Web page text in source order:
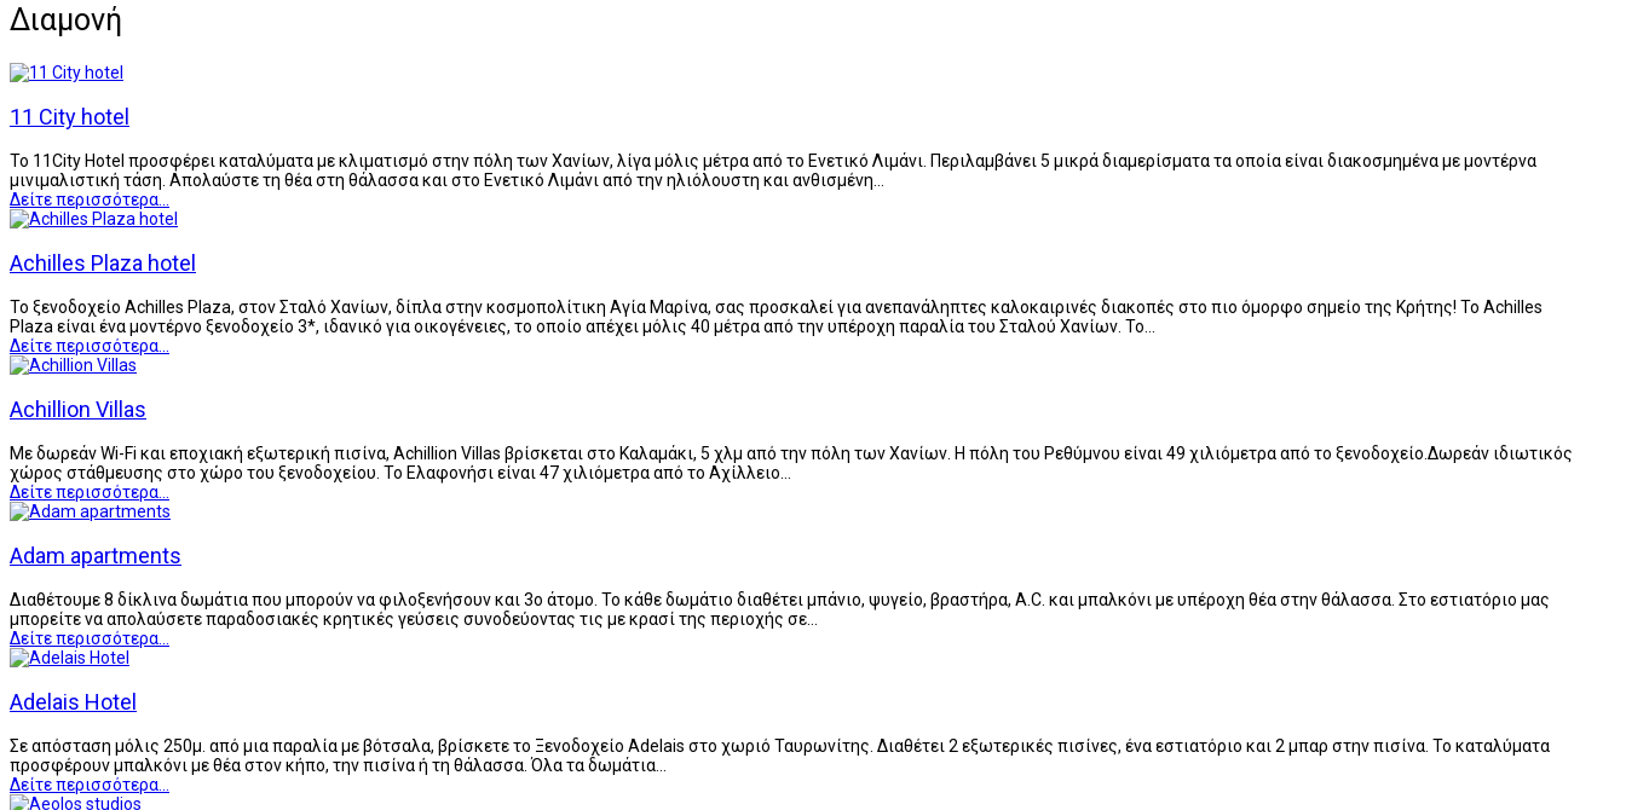
Διαμονή
11 City hotel
Το 11City Hotel προσφέρει καταλύματα με κλιματισμό στην πόλη των Χανίων, λίγα μόλις μέτρα από το Ενετικό Λιμάνι. Περιλαμβάνει 5 μικρά διαμερίσματα τα οποία είναι διακοσμημένα με μοντέρνα
μινιμαλιστική τάση. Απολαύστε τη θέα στη θάλασσα και στο Ενετικό Λιμάνι από την ηλιόλουστη και ανθισμένη…
Δείτε περισσότερα...
Achilles Plaza hotel
Το ξενοδοχείο Achilles Plaza, στον Σταλό Χανίων, δίπλα στην κοσμοπολίτικη Αγία Μαρίνα, σας προσκαλεί για ανεπανάληπτες καλοκαιρινές διακοπές στο πιο όμορφο σημείο της Κρήτης! Το Achilles
Plaza είναι ένα μοντέρνο ξενοδοχείο 3*, ιδανικό για οικογένειες, το οποίο απέχει μόλις 40 μέτρα από την υπέροχη παραλία του Σταλού Χανίων. Το…
Δείτε περισσότερα...
Achillion Villas
Με δωρεάν Wi-Fi και εποχιακή εξωτερική πισίνα, Achillion Villas βρίσκεται στο Καλαμάκι, 5 χλμ από την πόλη των Χανίων. Η πόλη του Ρεθύμνου είναι 49 χιλιόμετρα από το ξενοδοχείο.Δωρεάν ιδιωτικός
χώρος στάθμευσης στο χώρο του ξενοδοχείου. Το Ελαφονήσι είναι 47 χιλιόμετρα από το Αχίλλειο…
Δείτε περισσότερα...
Adam apartments
Διαθέτουμε 8 δίκλινα δωμάτια που μπορούν να φιλοξενήσουν και 3ο άτομο. Το κάθε δωμάτιο διαθέτει μπάνιο, ψυγείο, βραστήρα, A.C. και μπαλκόνι με υπέροχη θέα στην θάλασσα. Στο εστιατόριο μας
μπορείτε να απολαύσετε παραδοσιακές κρητικές γεύσεις συνοδεύοντας τις με κρασί της περιοχής σε…
Δείτε περισσότερα...
Adelais Hotel
Σε απόσταση μόλις 250μ. από μια παραλία με βότσαλα, βρίσκετε το Ξενοδοχείο Adelais στο χωριό Ταυρωνίτης. Διαθέτει 2 εξωτερικές πισίνες, ένα εστιατόριο και 2 μπαρ στην πισίνα. Το καταλύματα
προσφέρουν μπαλκόνι με θέα στον κήπο, την πισίνα ή τη θάλασσα. Όλα τα δωμάτια…
Δείτε περισσότερα...